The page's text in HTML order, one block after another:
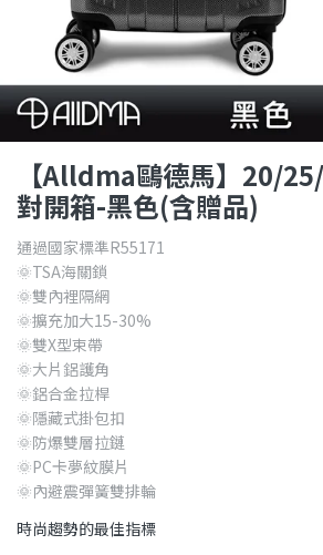
【Alldma鷗德馬】20/
對開箱-黑色(含贈品)
通過國家標準R55171
🌞TSA海關鎖
🌞雙內裡隔網
🌞擴充加大15-30%
🌞雙X型束帶
🌞大片鋁護角
🌞鋁合金拉桿
🌞隱藏式掛包扣
🌞防爆雙層拉鏈
🌞PC卡夢紋膜片
🌞內避震彈簧雙排輪
時尚趨勢的最佳指標